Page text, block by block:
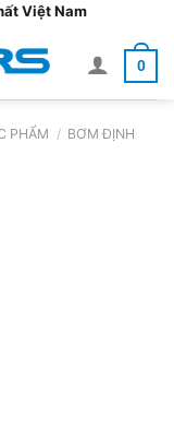
Việt Nam
0
PHẨM / BƠM ĐỊNH